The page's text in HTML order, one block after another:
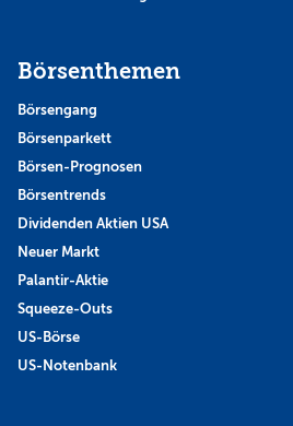
Börsenthemen
Börsengang
Börsenparkett
Börsen-Prognosen
Börsentrends
Dividenden Aktien USA
Neuer Markt
Palantir-Aktie
Squeeze-Outs
US-Börse
US-Notenbank